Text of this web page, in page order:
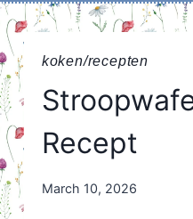
koken/recepten
Recept
By
March 10, 2026